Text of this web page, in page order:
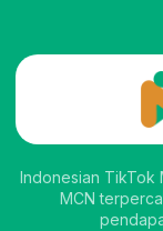
Indonesian TikTok
MCN